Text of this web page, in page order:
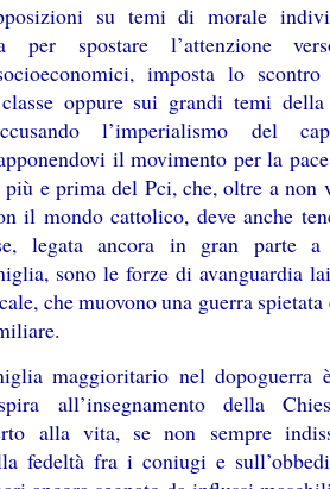
su temi di morale
per spostare l’attenzione
imposta lo
oppure sui grandi temi
l’imperialismo del
il movimento per la
e prima del Pci, che, oltre a non
il mondo cattolico, deve anche
legata ancora in gran parte a
sono le forze di avanguardia
che muovono una guerra spietata
maggioritario nel dopoguerra
all’insegnamento della
alla vita, se non sempre
fedeltà fra i coniugi e